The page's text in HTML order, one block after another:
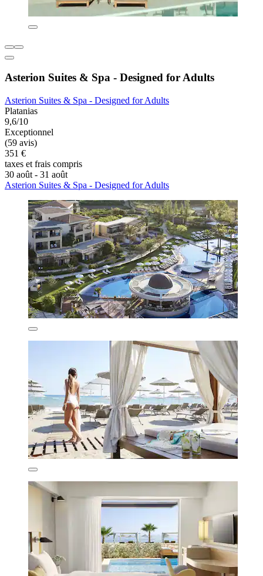
Asterion Suites & Spa - Designed for Adults
Asterion Suites & Spa - Designed for Adults
Platanias
9,6/10
Exceptionnel
(59 avis)
351 €
taxes et frais compris
30 août - 31 août
Asterion Suites & Spa - Designed for Adults